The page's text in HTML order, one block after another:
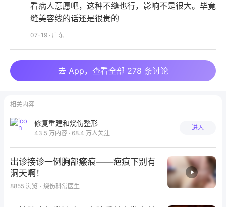
看病人意愿吧，这种不缝也行，影响不是很大。毕竟
缝美容线的话还是很贵的
07-19 · 广东
去 App，查看全部 278 条讨论
相关内容
修复重建和烧伤整形
43.5 万内容 · 68.4 万人关注
进入
出诊接诊一例胸部瘢痕——疤痕下别有
洞天啊！
8855 浏览 · 烧伤科常医生